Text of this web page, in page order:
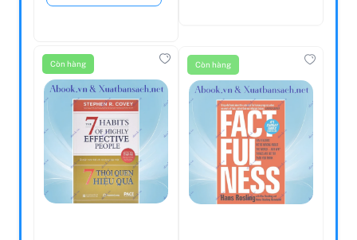
Còn hàng Còn hàng